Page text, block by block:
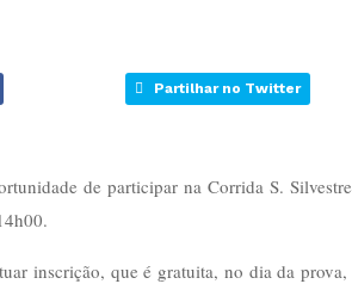
Partilhar no Twitter
de participar na Corrida S.
inscrição, que é gratuita, no dia da